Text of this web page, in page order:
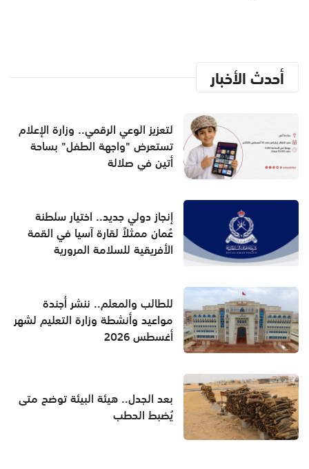
أحدث الأخبار
لتعزيز الوعي الرقمي.. وزارة الإعلام
تستعرض "واجهة الطفل" بساحة
أتين في صلالة
إنجاز دولي جديد.. اختيار سلطنة
عُمان ممثلاً لقارة آسيا في القمة
الأفريقية للسلامة المرورية
للطالب والمعلم.. ننشر أجندة
مواعيد وأنشطة وزارة التعليم لشهر
أغسطس 2026
بعد الجدل.. هيئة البيئة توضح متى
يُضبط الحطب